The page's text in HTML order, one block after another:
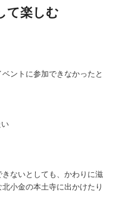
て楽しむ
ントに参加できなかったと
ないとしても、かわりに滋
小金の本土寺に出かけたり